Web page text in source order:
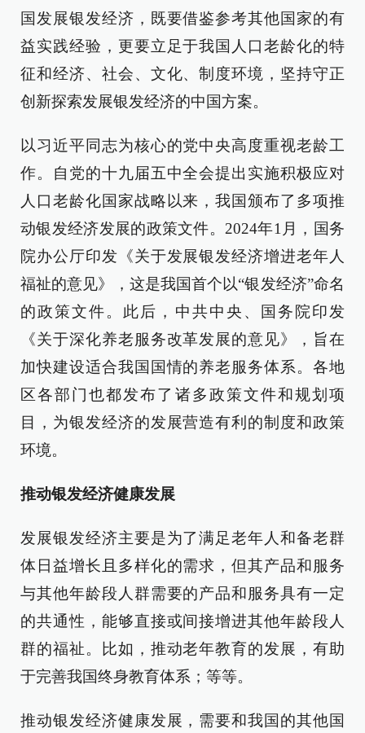
国发展银发经济，既要借鉴参考其他国家的有
益实践经验，更要立足于我国人口老龄化的特
征和经济、社会、文化、制度环境，坚持守正
创新探索发展银发经济的中国方案。
以习近平同志为核心的党中央高度重视老龄工
作。自党的十九届五中全会提出实施积极应对
人口老龄化国家战略以来，我国颁布了多项推
动银发经济发展的政策文件。2024年1月，国务
院办公厅印发《关于发展银发经济增进老年人
福祉的意见》，这是我国首个以“银发经济”命名
的政策文件。此后，中共中央、国务院印发
《关于深化养老服务改革发展的意见》，旨在
加快建设适合我国国情的养老服务体系。各地
区各部门也都发布了诸多政策文件和规划项
目，为银发经济的发展营造有利的制度和政策
环境。
推动银发经济健康发展
发展银发经济主要是为了满足老年人和备老群
体日益增长且多样化的需求，但其产品和服务
与其他年龄段人群需要的产品和服务具有一定
的共通性，能够直接或间接增进其他年龄段人
群的福祉。比如，推动老年教育的发展，有助
于完善我国终身教育体系；等等。
推动银发经济健康发展，需要和我国的其他国